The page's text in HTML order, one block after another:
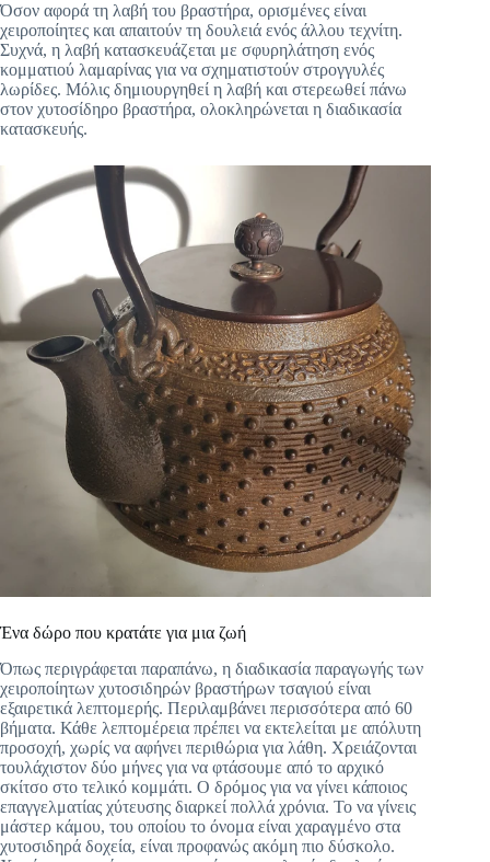
Όσον αφορά τη λαβή του βραστήρα, ορισμένες είναι
χειροποίητες και απαιτούν τη δουλειά ενός άλλου τεχνίτη.
Συχνά, η λαβή κατασκευάζεται με σφυρηλάτηση ενός
κομματιού λαμαρίνας για να σχηματιστούν στρογγυλές
λωρίδες. Μόλις δημιουργηθεί η λαβή και στερεωθεί πάνω
στον χυτοσίδηρο βραστήρα, ολοκληρώνεται η διαδικασία
κατασκευής.
Ένα δώρο που κρατάτε για μια ζωή
Όπως περιγράφεται παραπάνω, η διαδικασία παραγωγής των
χειροποίητων χυτοσιδηρών βραστήρων τσαγιού είναι
εξαιρετικά λεπτομερής. Περιλαμβάνει περισσότερα από 60
βήματα. Κάθε λεπτομέρεια πρέπει να εκτελείται με απόλυτη
προσοχή, χωρίς να αφήνει περιθώρια για λάθη. Χρειάζονται
τουλάχιστον δύο μήνες για να φτάσουμε από το αρχικό
σκίτσο στο τελικό κομμάτι. Ο δρόμος για να γίνει κάποιος
επαγγελματίας χύτευσης διαρκεί πολλά χρόνια. Το να γίνεις
μάστερ κάμου, του οποίου το όνομα είναι χαραγμένο στα
χυτοσιδηρά δοχεία, είναι προφανώς ακόμη πιο δύσκολο.